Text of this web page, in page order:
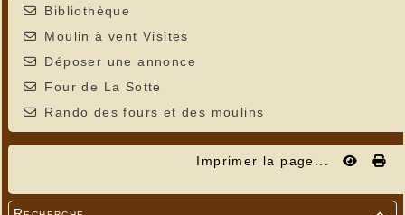
Bibliothèque
Moulin à vent Visites
Déposer une annonce
Four de La Sotte
Rando des fours et des moulins
Imprimer la page...